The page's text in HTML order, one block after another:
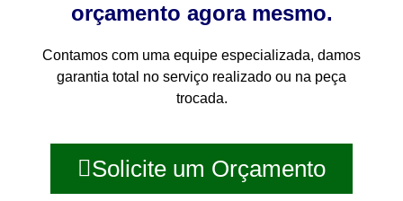
orçamento agora mesmo.
Contamos com uma equipe especializada, damos
garantia total no serviço realizado ou na peça
trocada.
Solicite um Orçamento